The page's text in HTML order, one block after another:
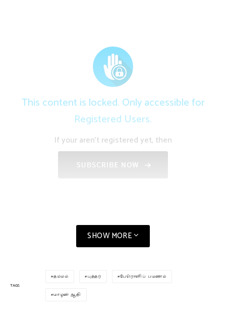
This content is locked. Only accessible for
Registered Users.
If your aren't registered yet, then
SHOW MORE
TAGS
தம்மம் புத்தர் பேரொளிப் பயணம்
யாழன் ஆதி